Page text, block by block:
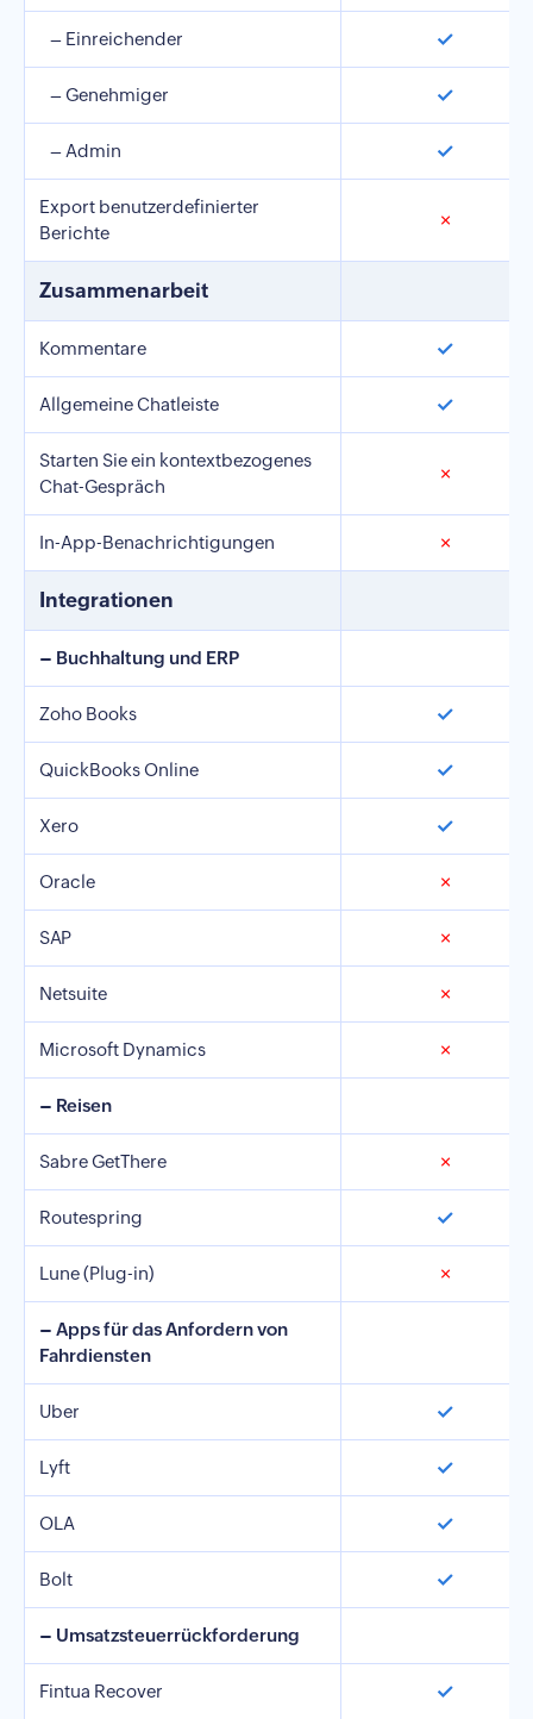
– Einreichender ✓
– Genehmiger ✓
– Admin ✓
Export benutzerdefinierter
Berichte
✗
Zusammenarbeit
Kommentare ✓
Allgemeine Chatleiste ✓
Starten Sie ein kontextbezogenes
Chat-Gespräch
✗
In-App-Benachrichtigungen ✗
Integrationen
– Buchhaltung und ERP
Zoho Books ✓
QuickBooks Online ✓
Xero ✓
Oracle ✗
SAP ✗
Netsuite ✗
Microsoft Dynamics ✗
– Reisen
Sabre GetThere ✗
Routespring ✓
Lune (Plug-in) ✗
– Apps für das Anfordern von
Fahrdiensten
Uber ✓
Lyft ✓
OLA ✓
Bolt ✓
– Umsatzsteuerrückforderung
Fintua Recover ✓